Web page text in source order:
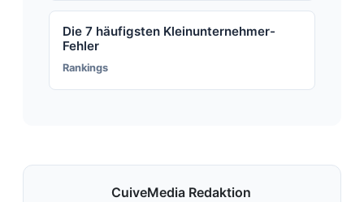
Die 7 häufigsten Kleinunternehmer-
Fehler
Rankings
CuiveMedia Redaktion